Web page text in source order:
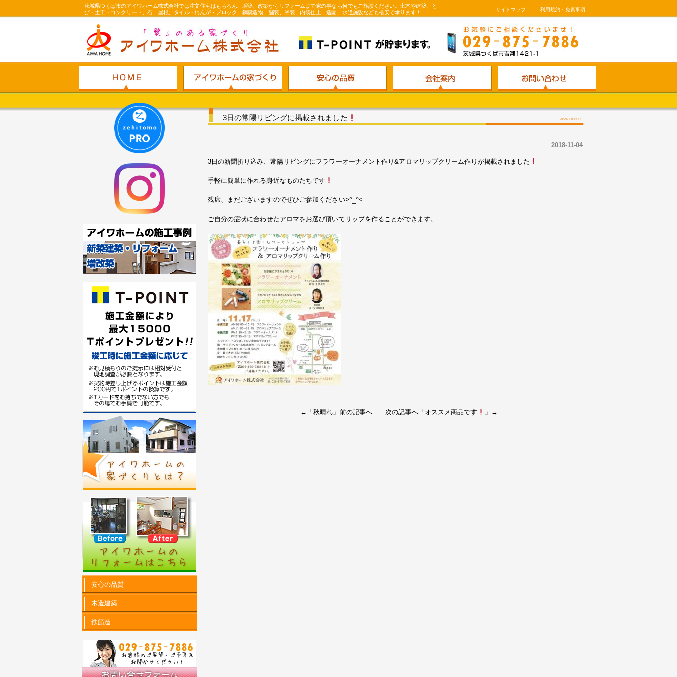
茨城県つくば市のアイワホーム株式会社では注文住宅はもちろん、増築、改築からリフォームまで家の事なら何でもご相談ください。土木や建築、と
び・土工・コンクリート、石、屋根、タイル・れんが・ブロック、鋼構造物、舗装、塗装、内装仕上、造園、水道施設なども格安で承ります！
利用規約・免責事項
サイトマップ
3日の常陽リビングに掲載されました
2018-11-04
3日の新聞折り込み、常陽リビングにフラワーオーナメント作り&アロマリップクリーム作りが掲載されました
手軽に簡単に作れる身近なものたちです
残席、まだございますのでぜひご参加ください>^_^<
ご自分の症状に合わせたアロマをお選び頂いてリップを作ることができます。
←「秋晴れ 」前の記事へ 次の記事へ「 オススメ商品です 」→
安心の品質
木造建築
鉄筋造